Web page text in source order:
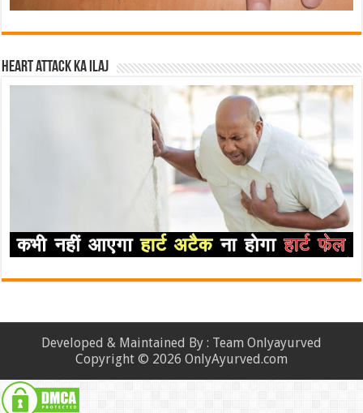
Heart attack ka ilaj
Developed & Maintained By : Team Onlyayurved
Copyright © 2026 OnlyAyurved.com